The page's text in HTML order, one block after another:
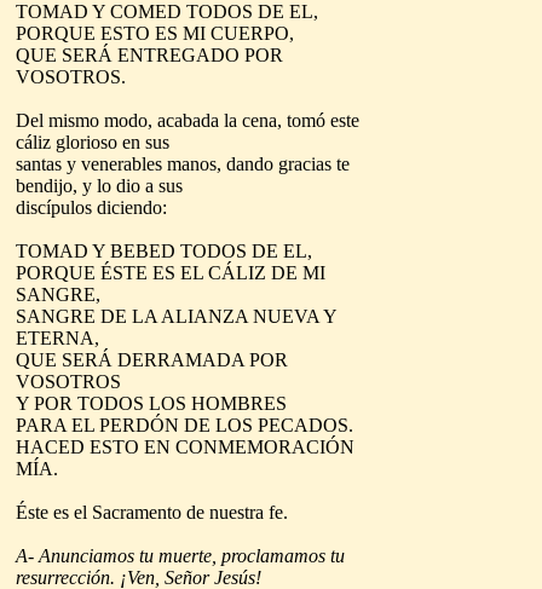
TOMAD Y COMED TODOS DE EL,
PORQUE ESTO ES MI CUERPO,
QUE SERÁ ENTREGADO POR
VOSOTROS.
Del mismo modo, acabada la cena, tomó este
cáliz glorioso en sus
santas y venerables manos, dando gracias te
bendijo, y lo dio a sus
discípulos diciendo:
TOMAD Y BEBED TODOS DE EL,
PORQUE ÉSTE ES EL CÁLIZ DE MI
SANGRE,
SANGRE DE LA ALIANZA NUEVA Y
ETERNA,
QUE SERÁ DERRAMADA POR
VOSOTROS
Y POR TODOS LOS HOMBRES
PARA EL PERDÓN DE LOS PECADOS.
HACED ESTO EN CONMEMORACIÓN
MÍA.
Éste es el Sacramento de nuestra fe.
A- Anunciamos tu muerte, proclamamos tu
resurrección. ¡Ven, Señor Jesús!